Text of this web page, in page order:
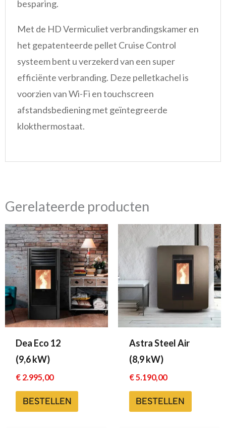
besparing.
Met de HD Vermiculiet verbrandingskamer en
het gepatenteerde pellet Cruise Control
systeem bent u verzekerd van een super
efficiënte verbranding. Deze pelletkachel is
voorzien van Wi-Fi en touchscreen
afstandsbediening met geïntegreerde
klokthermostaat.
Gerelateerde producten
Dea Eco 12
(9,6 kW)
€ 2.995,00
BESTELLEN
Astra Steel Air
(8,9 kW)
€5.190,00
BESTELLEN